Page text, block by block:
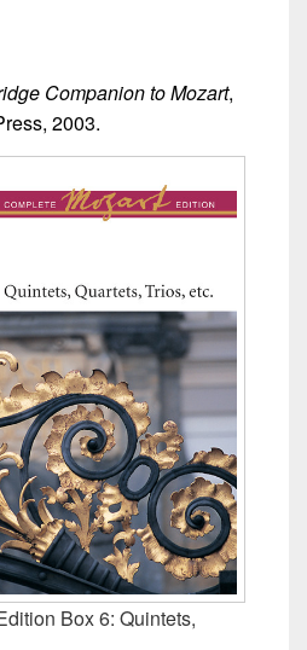
Companion to Mozart,
2003.
Box 6: Quintets,